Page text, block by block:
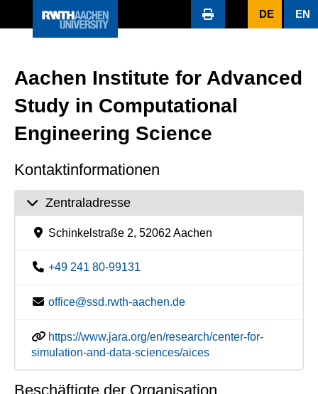
DE EN
Aachen Institute for Advanced
Study in Computational
Engineering Science
Kontaktinformationen
Zentraladresse
Schinkelstraße 2, 52062 Aachen
+49 241 80-99131
office@ssd.rwth-aachen.de
https://www.jara.org/en/research/center-for-
simulation-and-data-sciences/aices
Beschäftigte der Organisation